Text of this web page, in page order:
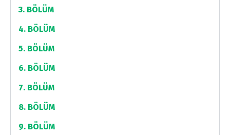
3. BÖLÜM
4. BÖLÜM
5. BÖLÜM
6. BÖLÜM
7. BÖLÜM
8. BÖLÜM
9. BÖLÜM